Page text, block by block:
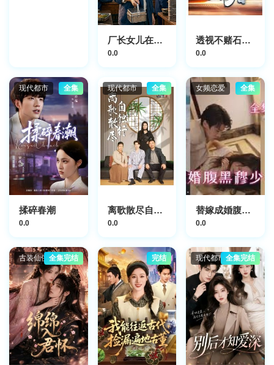
厂长女儿在食堂
0.0
透视不赌石你又在乱看
0.0
现代都市 全集
揉碎春潮
0.0
现代都市 全集
离歌散尽自独行
0.0
女频恋爱 全集
替嫁成婚腹黑穆少不领情
0.0
古装仙侠 全集完结 完结 现代都市 全集完结